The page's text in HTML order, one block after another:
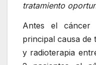
tratamiento
Antes el
principal causa de
y radioterapia